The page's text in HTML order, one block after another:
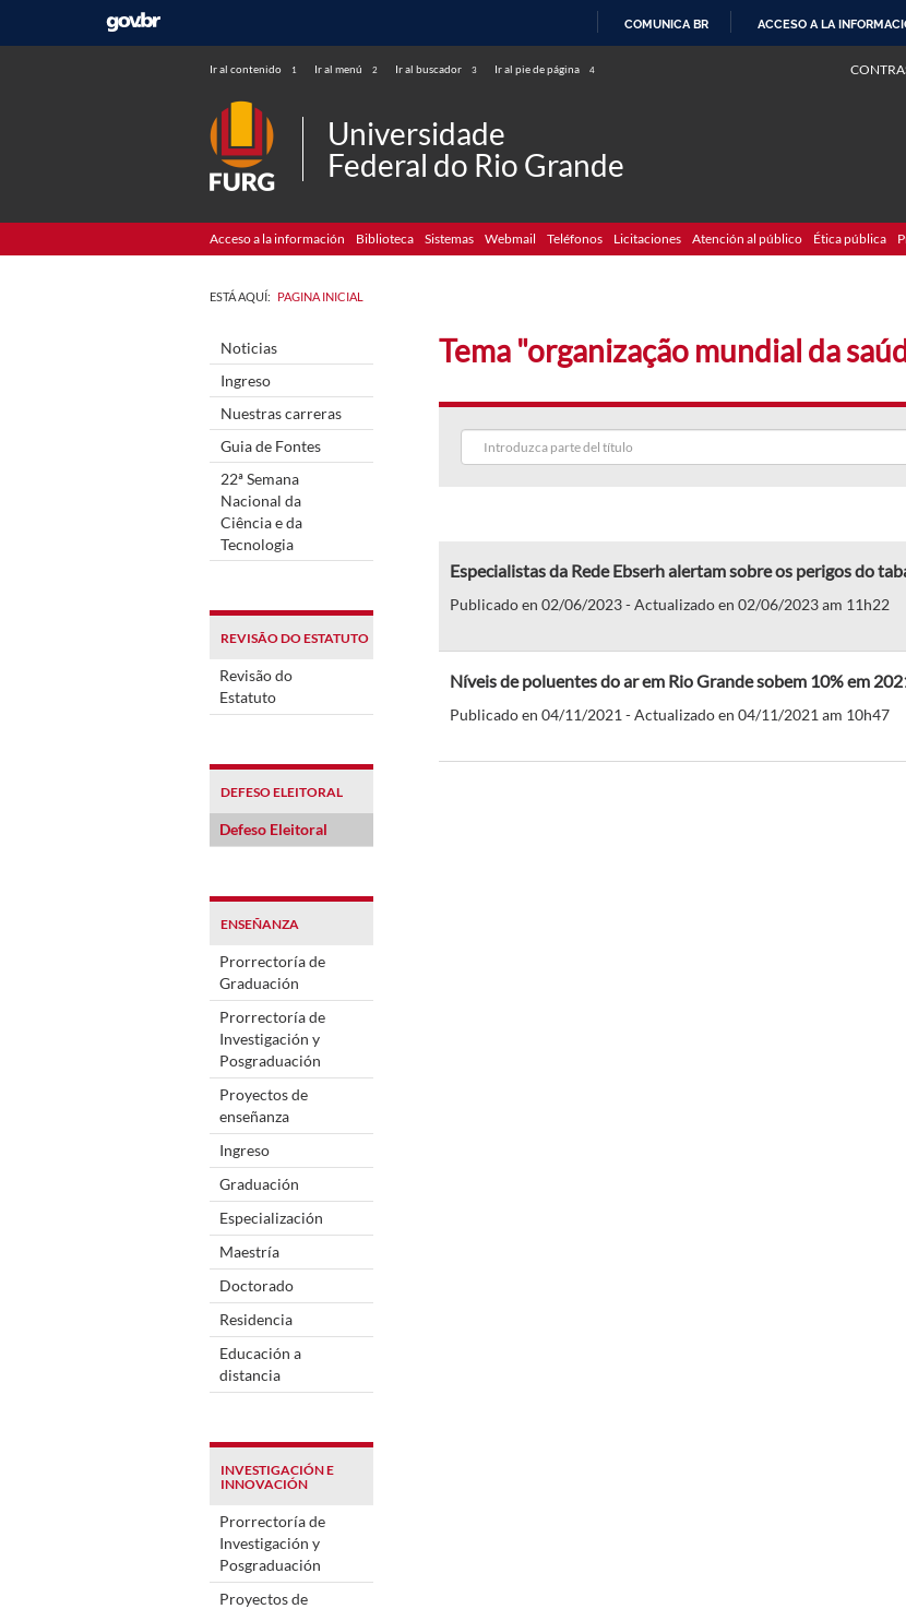
COMUNICA BR ACCESO A LA
Ir al contenido 1 Ir al menú 2 Ir al buscador 3 Ir al pie de página 4
Universidade
Federal do Rio Grande
Acceso a la información Biblioteca Sistemas Webmail Teléfonos Licitaciones Atención al público Ética pública
ESTÁ AQUÍ: PAGINA INICIAL
Noticias
Ingreso
Nuestras carreras
Guia de Fontes
22ª Semana
Nacional da
Ciência e da
Tecnologia
REVISÃO DO ESTATUTO
Revisão do
Estatuto
DEFESO ELEITORAL
Defeso Eleitoral
ENSEÑANZA
Prorrectoría de
Graduación
Prorrectoría de
Investigación y
Posgraduación
Proyectos de
enseñanza
Ingreso
Graduación
Especialización
Maestría
Doctorado
Residencia
Educación a
distancia
INVESTIGACIÓN E
INNOVACIÓN
Prorrectoría de
Investigación y
Posgraduación
Proyectos de
Tema "organização mundial da
Especialistas da Rede Ebserh alertam sobre os perigos do
Publicado en 02/06/2023 - Actualizado en 02/06/2023 am 11h22
Níveis de poluentes do ar em Rio Grande sobem 10% em
Publicado en 04/11/2021 - Actualizado en 04/11/2021 am 10h47